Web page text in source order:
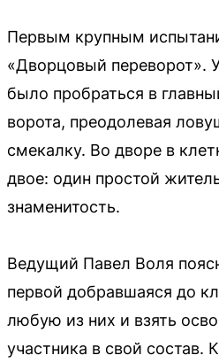
Первым крупным
«Дворцовый переворот».
было пробраться в
ворота, преодолевая
смекалку. Во дворе в
двое: один простой
знаменитость.
Ведущий Павел Воля
первой добравшаяся до
любую из них и взять
участника в свой состав.